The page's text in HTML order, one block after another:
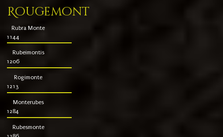
Rougemont
Rubra Monte
1144
Rubeimontis
1206
Rogimonte
1213
Monterubes
1284
Rubesmonte